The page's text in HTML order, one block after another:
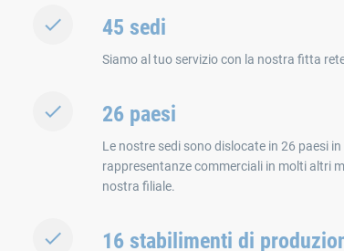
45 sedi
Siamo al tuo servizio con la nostra fitta
26 paesi
Le nostre sedi sono dislocate in 26 paesi
rappresentanze commerciali in molti altri
nostra filiale.
16 stabilimenti di